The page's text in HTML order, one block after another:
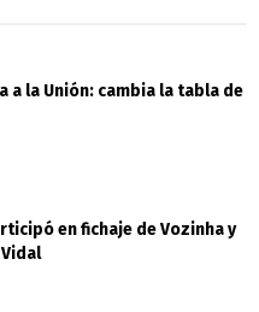
a la Unión: cambia la tabla de
en fichaje de Vozinha y